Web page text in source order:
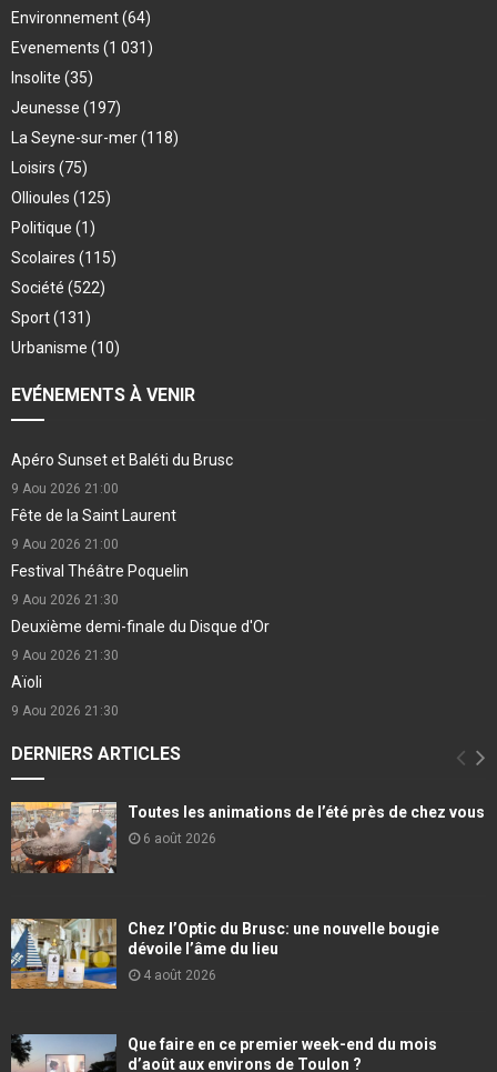
Environnement(64)
Evenements (1 031)
Insolite (35)
Jeunesse (197)
La Seyne-sur-mer(118)
Loisirs (75)
Ollioules (125)
Politique (1)
Scolaires (115)
Société (522)
Sport(131)
Urbanisme (10)
EVÉNEMENTS À VENIR
Apéro Sunset et Baléti du Brusc
9 Aou 2026 21:00
Fête de la Saint Laurent
9 Aou 2026 21:00
Festival Théâtre Poquelin
9 Aou 2026 21:30
Deuxième demi-finale du Disque d'Or
9 Aou 2026 21:30
Aïoli
9 Aou 2026 21:30
DERNIERS ARTICLES
Toutes les animations de l’été près de chez vous
6 août 2026
Chez l’Optic du Brusc: une nouvelle bougie
dévoile l’âme du lieu
4 août 2026
Que faire en ce premier week-end du mois
d’août aux environs de Toulon ?